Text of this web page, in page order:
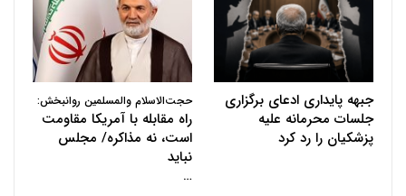
جبهه پایداری ادعای برگزاری
جلسات محرمانه علیه
پزشکیان را رد کرد
حجت‌الاسلام والمسلمین روانبخش:
راه مقابله با آمریکا مقاومت
است، نه مذاکره/ مجلس
نباید
…